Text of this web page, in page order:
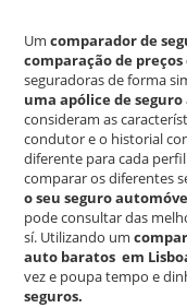
Umcomparador de
comparação de
seguradoras de forma
uma apólice de
consideram as
condutor e o historial
diferente para cada
comparar os diferentes
o seu seguro
pode consultar das
sí. Utilizando um
auto baratos em
vez e poupa tempo e
seguros.